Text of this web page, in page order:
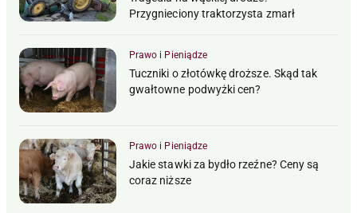
Przygnieciony traktorzysta zmarł
Prawo i Pieniądze
Tuczniki o złotówkę droższe. Skąd tak
gwałtowne podwyżki cen?
Prawo i Pieniądze
Jakie stawki za bydło rzeźne? Ceny są
coraz niższe